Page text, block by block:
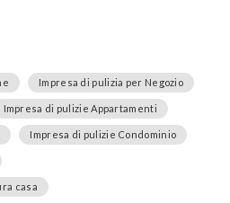
Impresa di pulizia per Negozio
Impresa di pulizie Appartamenti
Impresa di pulizie Condominio
casa